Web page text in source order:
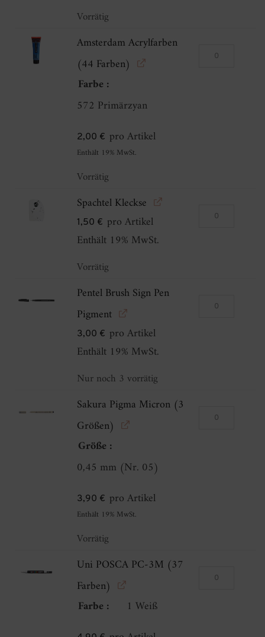
Vorrätig
Amsterdam Acrylfarben
(44 Farben)
Farbe
572 Primärzyan
2,00 € pro Artikel
Enthält 19% MwSt.
Vorrätig
Amsterdam
Spachtel Kleckse
1,50 € pro Artikel
Enthält 19% MwSt.
Vorrätig
Spachtel
Pentel Brush Sign Pen
Pigment
3,00 € pro Artikel
Enthält 19% MwSt.
Nur noch 3 vorrätig
Pentel
Sakura Pigma Micron (3
Größen)
Größe
0,45 mm (Nr. 05)
3,90 € pro Artikel
Enthält 19% MwSt.
Vorrätig
Sakura
Uni POSCA PC-3M (37
Farben)
Farbe
1 Weiß